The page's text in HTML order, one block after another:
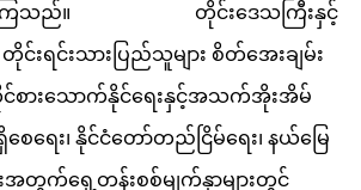
က်ကြသည်။ တိုင်းဒေသကြီးနှင့်
းရင်းသားပြည်သူများ စိတ်အေးချမ်း
စားသောက်နိုင်ရေးနှင့်အသက်အိုးအိမ်
ေရေး၊ နိုင်ငံတော်တည်ငြိမ်ရေး၊ နယ်မြေ
အတွက်ရှေ့တန်းစစ်မျက်နှာများတွင်